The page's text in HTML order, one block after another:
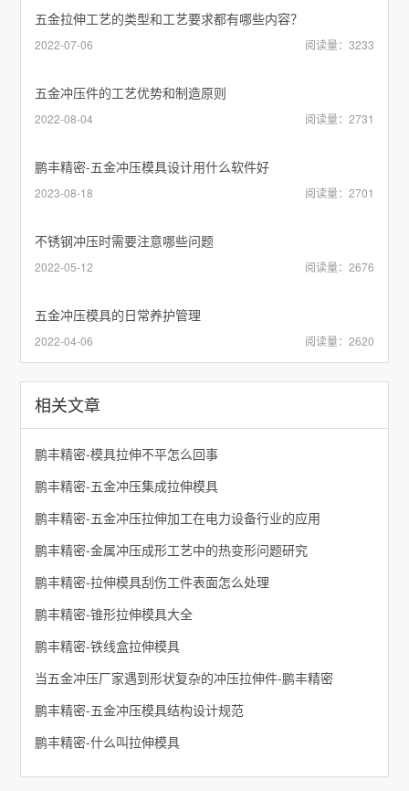
五金拉伸工艺的类型和工艺要求都有哪些内容？
2022-07-06 阅读量：3233
五金冲压件的工艺优势和制造原则
2022-08-04 阅读量：2731
鹏丰精密-五金冲压模具设计用什么软件好
2023-08-18 阅读量：2701
不锈钢冲压时需要注意哪些问题
2022-05-12 阅读量：2676
五金冲压模具的日常养护管理
2022-04-06 阅读量：2620
相关文章
鹏丰精密-模具拉伸不平怎么回事
鹏丰精密-五金冲压集成拉伸模具
鹏丰精密-五金冲压拉伸加工在电力设备行业的应用
鹏丰精密-金属冲压成形工艺中的热变形问题研究
鹏丰精密-拉伸模具刮伤工件表面怎么处理
鹏丰精密-锥形拉伸模具大全
鹏丰精密-铁线盒拉伸模具
当五金冲压厂家遇到形状复杂的冲压拉伸件-鹏丰精密
鹏丰精密-五金冲压模具结构设计规范
鹏丰精密-什么叫拉伸模具